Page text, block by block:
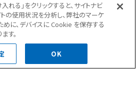
ご相談はこちら
400-252
れる」をクリックすると、サイトナビ
の使用状況を分析し、弊社のマーケ
めに、デバイスに Cookie を保存する
す。
OK